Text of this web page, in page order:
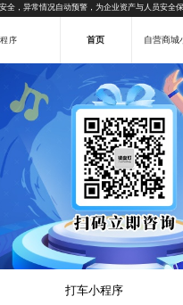
全，异常情况自动预警，为企业资产与人员安全
序 首页 自营商城
打车小程序